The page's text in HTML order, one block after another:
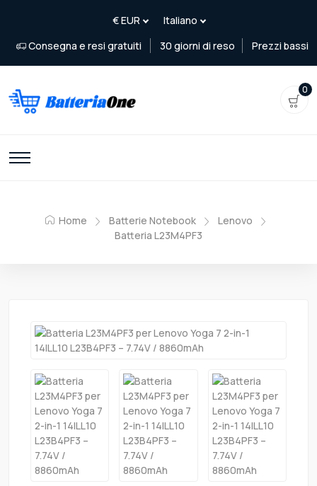
Consegna e resi gratuiti 30 giorni di reso Prezzi bassi
0
Home Batterie Notebook
Lenovo
Batteria L23M4PF3